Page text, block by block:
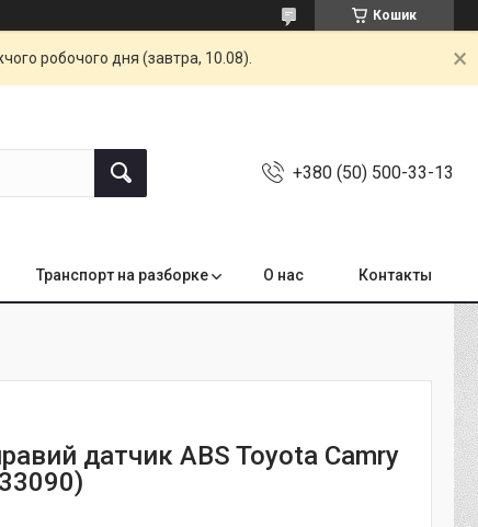
Кошик
робочого дня (завтра, 10.08).
+380 (50) 500-33-13
Транспорт на разборке О нас Контакты
датчик ABS Toyota Camry